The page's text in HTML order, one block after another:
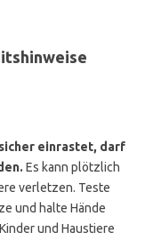
einrastet, darf
Es kann plötzlich
verletzen. Teste
und halte Hände
und Haustiere